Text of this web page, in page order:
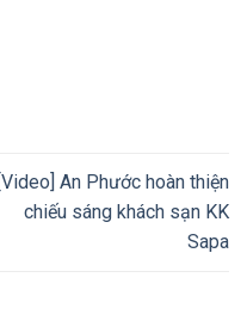
[Video] An Phước hoàn thiện
chiếu sáng khách sạn KK
Sapa